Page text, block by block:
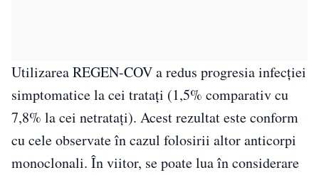
Utilizarea REGEN-COV a redus progresia infecției
simptomatice la cei tratați (1,5% comparativ cu
7,8% la cei netratați). Acest rezultat este conform
cu cele observate în cazul folosirii altor anticorpi
monoclonali. În viitor, se poate lua în considerare